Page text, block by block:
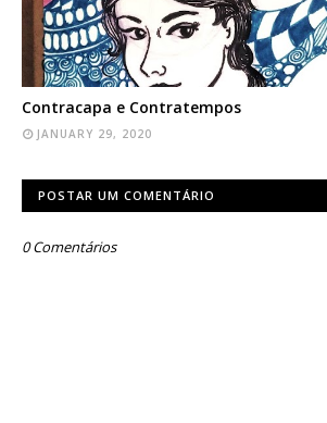
Contracapa e Contratempos
JANUARY 29, 2020
POSTAR UM COMENTÁRIO
0 Comentários